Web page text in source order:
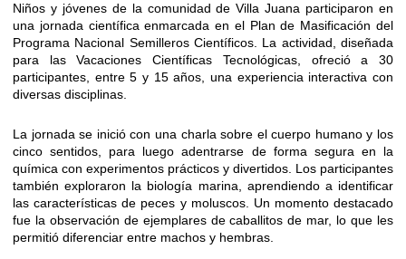
Niños y jóvenes de la comunidad de Villa Juana participaron en
una jornada científica enmarcada en el Plan de Masificación del
Programa Nacional Semilleros Científicos. La actividad, diseñada
para las Vacaciones Científicas Tecnológicas, ofreció a 30
participantes, entre 5 y 15 años, una experiencia interactiva con
diversas disciplinas.
La jornada se inició con una charla sobre el cuerpo humano y los
cinco sentidos, para luego adentrarse de forma segura en la
química con experimentos prácticos y divertidos. Los participantes
también exploraron la biología marina, aprendiendo a identificar
las características de peces y moluscos. Un momento destacado
fue la observación de ejemplares de caballitos de mar, lo que les
permitió diferenciar entre machos y hembras.